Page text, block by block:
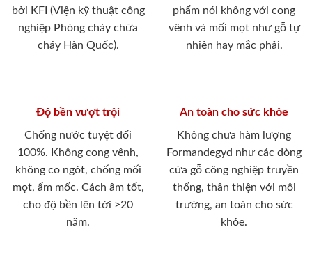
bởi KFI (Viện kỹ thuật công
nghiệp Phòng cháy chữa
cháy Hàn Quốc).
phẩm nói không với cong
vênh và mối mọt như gỗ tự
nhiên hay mắc phải.
Độ bền vượt trội
Chống nước tuyệt đối
100%. Không cong vênh,
không co ngót, chống mối
mọt, ẩm mốc. Cách âm tốt,
cho độ bền lên tới >20
năm.
An toàn cho sức khỏe
Không chưa hàm lượng
Formandegyd như các dòng
cửa gỗ công nghiệp truyền
thống, thân thiện với môi
trường, an toàn cho sức
khỏe.